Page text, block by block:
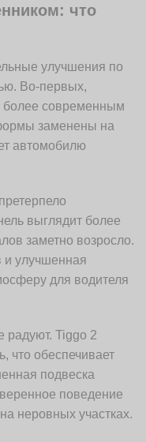
что
улучшения по
Во-первых,
более современным
заменены на
автомобилю
выглядит более
заметно возросло.
и улучшенная
для водителя
радуют. Tiggo 2
что обеспечивает
подвеска
поведение
неровных участках.